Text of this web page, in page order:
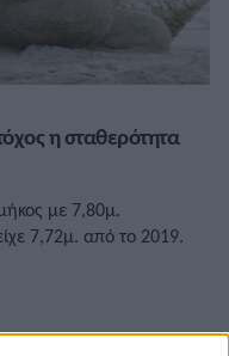
η σταθερότητα
με 7,80μ.
7,72μ. από το 2019.